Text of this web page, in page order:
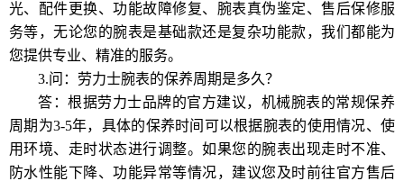
光、配件更换、功能故障修复、腕表真伪鉴定、售后保修服
务等，无论您的腕表是基础款还是复杂功能款，我们都能为
您提供专业、精准的服务。
3.问：劳力士腕表的保养周期是多久？
答：根据劳力士品牌的官方建议，机械腕表的常规保养
周期为3-5年，具体的保养时间可以根据腕表的使用情况、使
用环境、走时状态进行调整。如果您的腕表出现走时不准、
防水性能下降、功能异常等情况，建议您及时前往官方售后